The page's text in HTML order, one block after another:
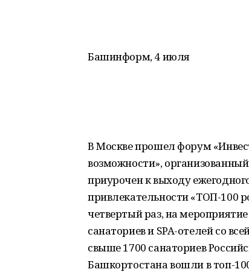
Башинформ, 4 июля
В Москве прошел форум
возможности»,
приурочен к выходу
привлекательности «ТОП-100
четвертый раз, на
санаториев и SPA-отелей со
свыше 1700 санаториев
Башкортостана вошли в топ-